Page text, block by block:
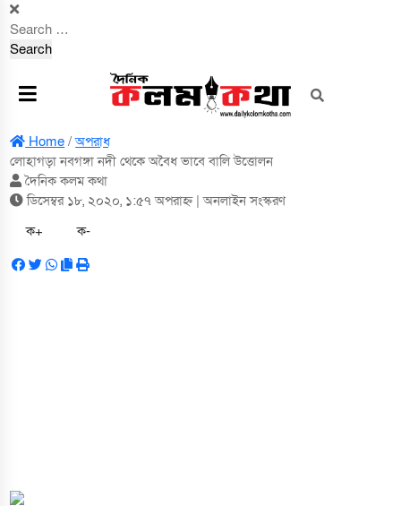
Search
for:
Home /অপরাধ
লোহাগড়া নবগঙ্গা নদী থেকে অবৈধ ভাবে বালি উত্তোলন
দৈনিক কলম কথা
ডিসেম্বর ১৮, ২০২০, ১:৫৭ অপরাহ্ন | অনলাইন সংস্করণ
ক+
ক-